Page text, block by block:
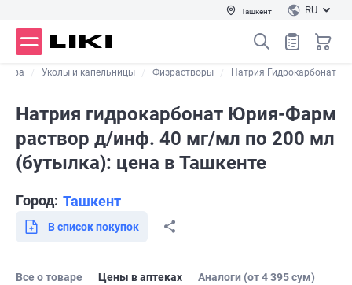
Ташкент RU
Уколы и капельницы Физрастворы Натрия Гидрокарбонат
Натрия гидрокарбонат Юрия-Фарм
раствор д/инф. 40 мг/мл по 200 мл
(бутылка): цена в Ташкенте
Город: Ташкент
В список покупок
Все о товаре Цены в аптеках Аналоги (от 4 395 сум)